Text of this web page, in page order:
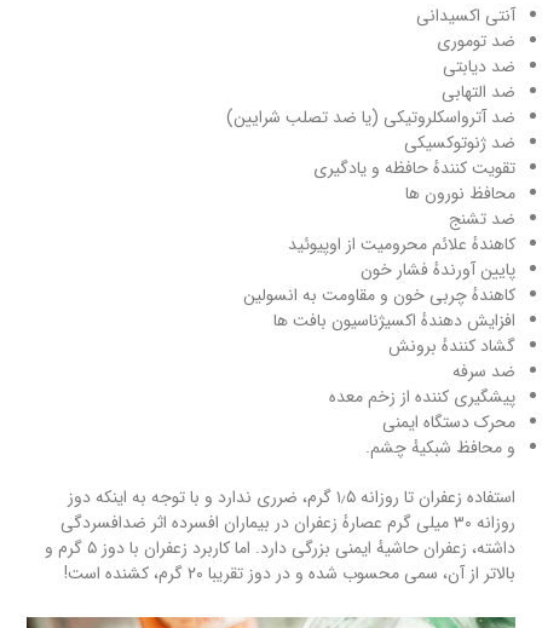
آنتی اکسیدانی
ضد توموری
ضد دیابتی
ضد التهابی
ضد آترواسکلروتیکی (یا ضد تصلب شرایین)
ضد ژنوتوکسیکی
تقویت کنندهٔ حافظه و یادگیری
محافظ نورون ها
ضد تشنج
کاهندهٔ علائم محرومیت از اوپیوئید
پایین آورندهٔ فشار خون
كاهندهٔ چربی خون و مقاومت به انسولین
افزایش دهندهٔ اکسیژناسیون بافت ها
گشاد کنندهٔ برونش
ضد سرفه
پیشگیری کننده از زخم معده
محرک دستگاه ایمنی
و محافظ شبكیهٔ چشم.
استفاده زعفران تا روزانه ۱٫۵ گرم، ضرری ندارد و با توجه به اینکه دوز
روزانه ۳۰ میلی گرم عصارهٔ زعفران در بیماران افسرده اثر ضدافسردگی
داشته، زعفران حاشیهٔ ایمنی بزرگی دارد. اما کاربرد زعفران با دوز ۵ گرم و
بالاتر از آن، سمی محسوب شده و در دوز تقریبا ۲۰ گرم، كشنده است!